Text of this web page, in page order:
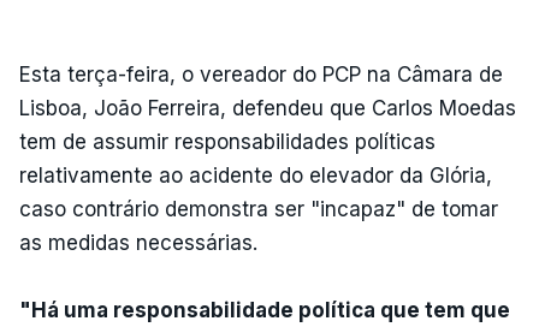
Esta terça-feira, o vereador do PCP na Câmara de
Lisboa, João Ferreira, defendeu que Carlos Moedas
tem de assumir responsabilidades políticas
relativamente ao acidente do elevador da Glória,
caso contrário demonstra ser "incapaz" de tomar
as medidas necessárias.
"Há uma responsabilidade política que tem que